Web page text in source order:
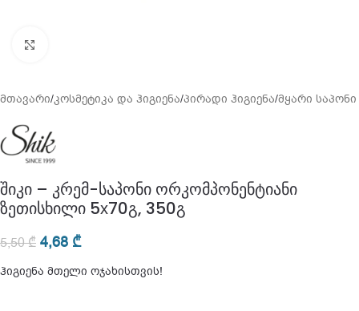
მთავარი/კოსმეტიკა და ჰიგიენა/პირადი ჰიგიენა/მყარი საპონი
შიკი – კრემ-საპონი ორკომპონენტიანი
ზეთისხილი 5х70გ, 350გ
5,50₾ 4,68 ₾
ჰიგიენა მთელი ოჯახისთვის!